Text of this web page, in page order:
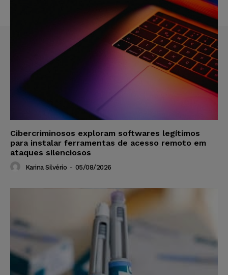
Cibercriminosos exploram softwares legítimos
para instalar ferramentas de acesso remoto em
ataques silenciosos
Karina Silvério - 05/08/2026